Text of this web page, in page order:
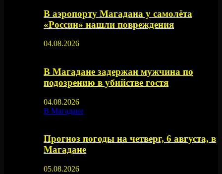
В аэропорту Магадана у самолёта
«России» нашли повреждения
04.08.2026
В Магадане задержан мужчина по
подозрению в убийстве гостя
04.08.2026
В Магадане
Прогноз погоды на четверг, 6 августа, в
Магадане
05.08.2026